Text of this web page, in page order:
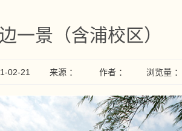
一景（含浦校区）
02-21 来源 ： 作者 ： 浏览量 ：